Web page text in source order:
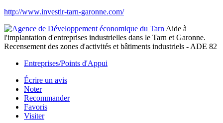
http://www.investir-tarn-garonne.com/
Aide à
l'implantation d'entreprises industrielles dans le Tarn et Garonne.
Recensement des zones d'activités et bâtiments industriels - ADE 82
Entreprises/Points d'Appui
Écrire un avis
Noter
Recommander
Favoris
Visiter